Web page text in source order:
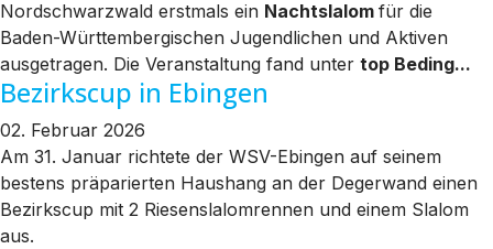
Nordschwarzwald erstmals ein Nachtslalom für die
Baden-Württembergischen Jugendlichen und Aktiven
ausgetragen. Die Veranstaltung fand unter top Beding...
Bezirkscup in Ebingen
02. Februar 2026
Am 31. Januar richtete der WSV-Ebingen auf seinem
bestens präparierten Haushang an der Degerwand einen
Bezirkscup mit 2 Riesenslalomrennen und einem Slalom
aus.